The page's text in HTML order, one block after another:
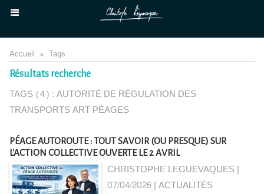
Accueil > Tags
Résultats recherche
TAGS (4) : AUTORITÉ DE RÉGULATION DES
TRANSPORTS ART PÉAGES
PÉAGE AUTOROUTE : TOUT SAVOIR (OU PRESQUE) SUR
L'ACTION COLLECTIVE OUVERTE LE 2 AVRIL
CHRISTOPHE LEGUEVAQUES |
07/04/2026|ACTUALITÉS